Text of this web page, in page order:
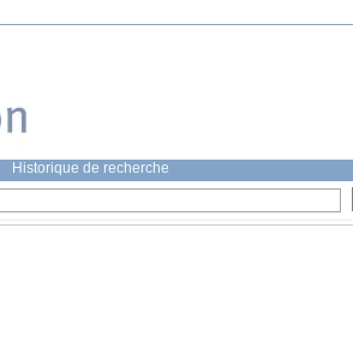
Historique de recherche